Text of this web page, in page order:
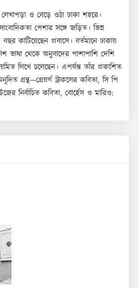
ও বেড়ে ওঠা ঢাকা শহরে।
পেশার সঙ্গে জড়িত। ভিন্ন
কাটিয়েছেন প্রবাসে। বর্তমানে ঢাকায়
ভাষা থেকে অনুবাদের পাশাপাশি দেশি
লিখে চলেছেন। এপর্যন্ত তাঁর প্রকাশিত
গ্রন্থ—গ্রেয়র্গ ট্রাকলের কবিতা, সি পি
নির্বাচিত কবিতা, বোর্হেস ও মারিও: